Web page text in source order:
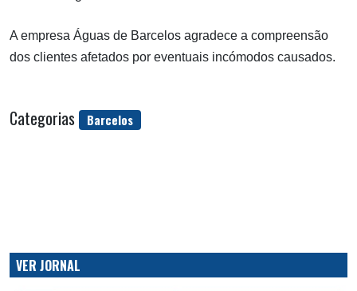
A empresa Águas de Barcelos agradece a compreensão
dos clientes afetados por eventuais incómodos causados.
Categorias Barcelos
VER JORNAL